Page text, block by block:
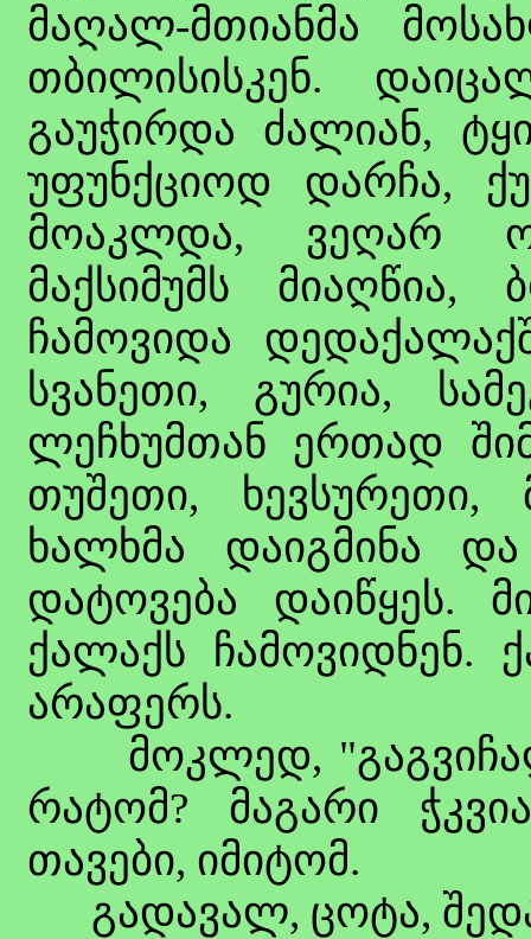
მაღალ-მთიანმა
თბილისისკენ.
გაუჭირდა ძალიან,
უფუნქციოდ დარჩა,
მოაკლდა, ვეღარ
მაქსიმუმს
ჩამოვიდა
სვანეთი, გურია,
ლეჩხუმთან ერთად
თუშეთი, ხევსურეთი,
ხალხმა დაიგმინა და
დატოვება დაიწყეს.
ქალაქს ჩამოვიდნენ.
არაფერს.
მოკლედ,
რატომ? მაგარი
თავები, იმიტომ.
გადავალ, ცოტა,